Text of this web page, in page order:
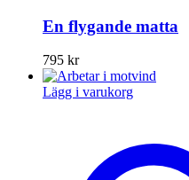
En flygande matta
795 kr
Lägg i varukorg